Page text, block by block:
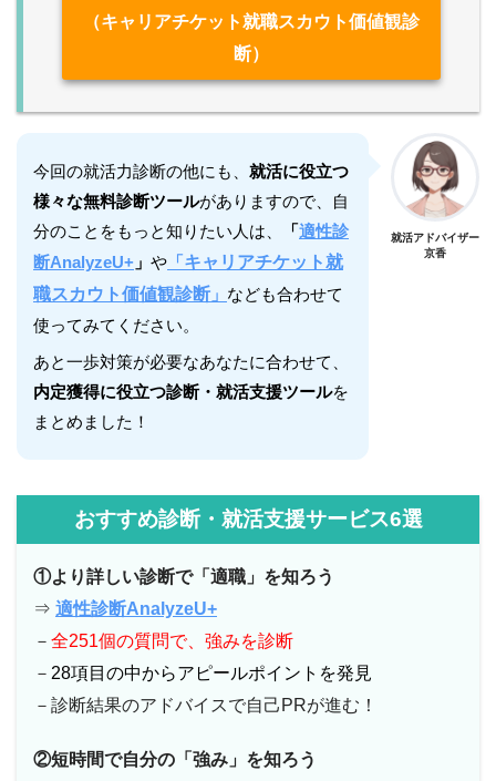
（キャリアチケット就職スカウト価値観診
断）
今回の就活力診断の他にも、 就活に役立つ
様々な無料診断ツールがありますので、自
分のことをもっと知りたい人は、
「適性診
断AnalyzeU+ 」 や 「キャリアチケット就
職スカウト価値観診断 」 なども合わせて
使ってみてください。
あと一歩対策が必要なあなたに合わせて、
内定獲得に役立つ診断・就活支援ツールを
まとめました！
就活アドバイザー
京香
おすすめ診断・就活支援サービス6選
①より詳しい診断で「適職」を知ろう
⇒ 適性診断AnalyzeU+
－ 全251個の質問で、強みを診断
－ 28項目の中からアピールポイントを発見
－診断結果のアドバイスで自己PRが進む！
②短時間で自分の「強み」を知ろう